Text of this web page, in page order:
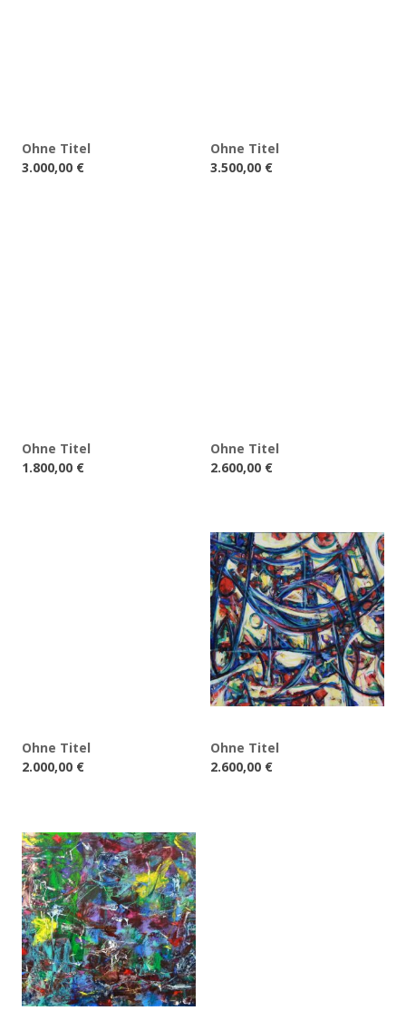
Ohne Titel
3.000,00 €
Ohne Titel
3.500,00 €
Ohne Titel
1.800,00 €
Ohne Titel
2.600,00 €
Ohne Titel
2.000,00 €
Ohne Titel
2.600,00 €